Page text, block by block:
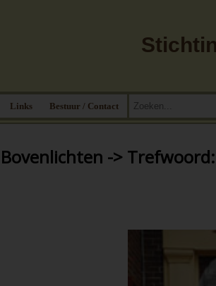
Links Bestuur / Contact
Bovenlichten ->